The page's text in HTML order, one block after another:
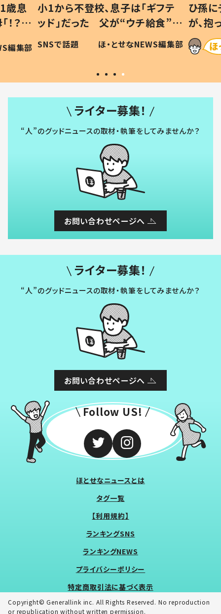
歳息
？」
編集部
小1から不登校、息子は「ギフテ
ッド」だった 父が“ウチ給食”を
作り続ける理由とは #令和の親
#令和の子
SNSで話題 ほ・とせなNEWS編集部
ひ孫
が、
「涙が
い」
ライター募集！
“人”のグッドニュースの取材・執筆をしてみませんか？
お問い合わせページへ
ライター募集！
“人”のグッドニュースの取材・執筆をしてみませんか？
お問い合わせページへ
Follow US!
ほとせなニュースとは
タグ一覧
【利用規約】
ランキングSNS
ランキングNEWS
プライバシーポリシー
特定商取引法に基づく表示
Copyright© Generallink inc. All Rights Reserved. No reproduction
or republication without written permission.